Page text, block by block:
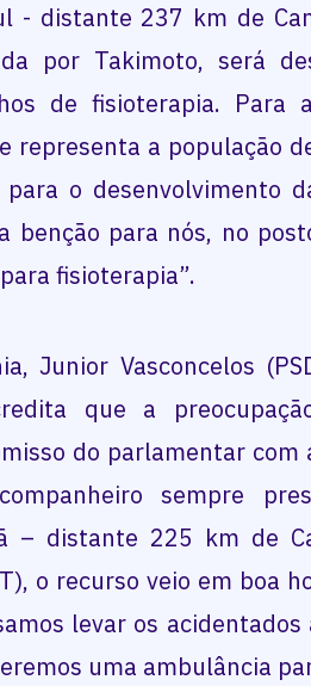
- distante 237 km de
por Takimoto, será
de fisioterapia. Para
representa a população
o desenvolvimento
benção para nós, no
fisioterapia”.
Junior Vasconcelos
que a
do parlamentar com
sempre
– distante 225 km de
o recurso veio em boa
levar os acidentados
uma ambulância